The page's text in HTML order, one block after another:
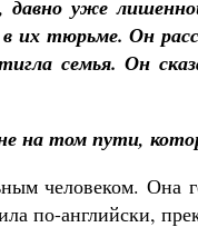
давно уже
тюрьме. Он
семья. Он
на том пути,
человеком. Она
по-английски,